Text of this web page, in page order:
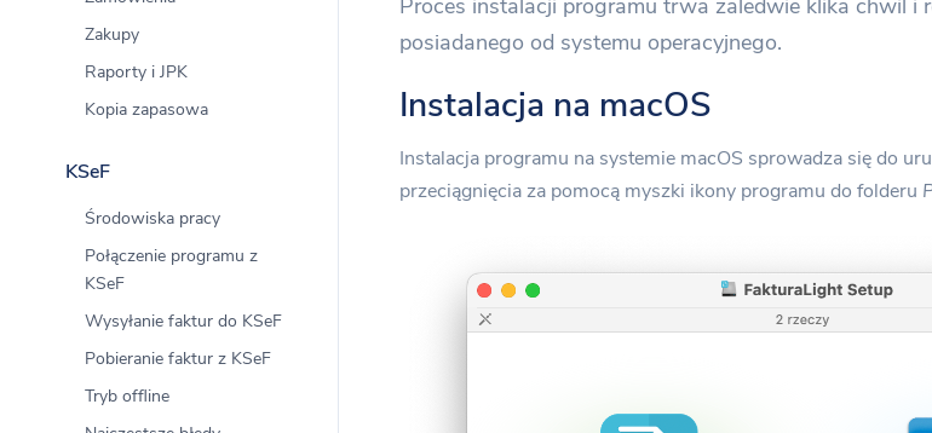
Krajowy System e-Faktur
Integracja FakturaLight z KSeF
Program do faktur w telefonie
Zakupy
Raporty i JPK
Kopia zapasowa
KSeF
Środowiska pracy
Połączenie programu z
KSeF
Wysyłanie faktur do KSeF
Pobieranie faktur z KSeF
Tryb offline
posiadanego od systemu operacyjnego.
Instalacja na macOS
Instalacja programu na systemie macOS sprowadza się do
przeciągnięcia za pomocą myszki ikony programu do folderu